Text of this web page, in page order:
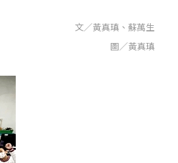
文／黃真瑱、蘇萬生
圖／黃真瑱